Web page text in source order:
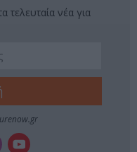
νέα για